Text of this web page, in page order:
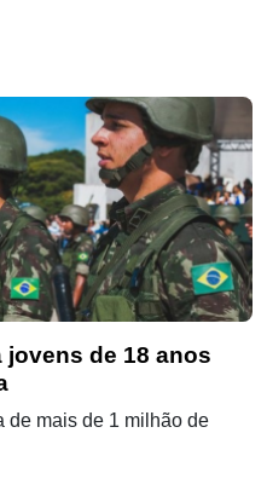
de 18 anos
de mais de 1 milhão de